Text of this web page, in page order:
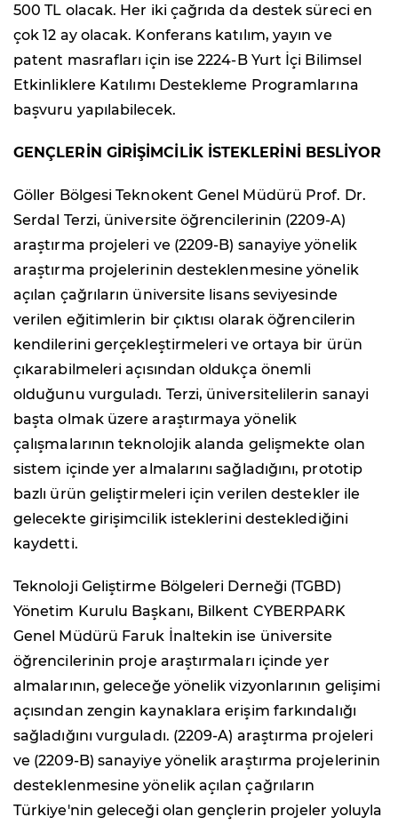
500 TL olacak. Her iki çağrıda da destek süreci en
çok 12 ay olacak. Konferans katılım, yayın ve
patent masrafları için ise 2224-B Yurt İçi Bilimsel
Etkinliklere Katılımı Destekleme Programlarına
başvuru yapılabilecek.
GENÇLERİN GİRİŞİMCİLİK İSTEKLERİNİ BESLİYOR
Göller Bölgesi Teknokent Genel Müdürü Prof. Dr.
Serdal Terzi, üniversite öğrencilerinin (2209-A)
araştırma projeleri ve (2209-B) sanayiye yönelik
araştırma projelerinin desteklenmesine yönelik
açılan çağrıların üniversite lisans seviyesinde
verilen eğitimlerin bir çıktısı olarak öğrencilerin
kendilerini gerçekleştirmeleri ve ortaya bir ürün
çıkarabilmeleri açısından oldukça önemli
olduğunu vurguladı. Terzi, üniversitelilerin sanayi
başta olmak üzere araştırmaya yönelik
çalışmalarının teknolojik alanda gelişmekte olan
sistem içinde yer almalarını sağladığını, prototip
bazlı ürün geliştirmeleri için verilen destekler ile
gelecekte girişimcilik isteklerini desteklediğini
kaydetti.
Teknoloji Geliştirme Bölgeleri Derneği (TGBD)
Yönetim Kurulu Başkanı, Bilkent CYBERPARK
Genel Müdürü Faruk İnaltekin ise üniversite
öğrencilerinin proje araştırmaları içinde yer
almalarının, geleceğe yönelik vizyonlarının gelişimi
açısından zengin kaynaklara erişim farkındalığı
sağladığını vurguladı. (2209-A) araştırma projeleri
ve (2209-B) sanayiye yönelik araştırma projelerinin
desteklenmesine yönelik açılan çağrıların
Türkiye'nin geleceği olan gençlerin projeler yoluyla